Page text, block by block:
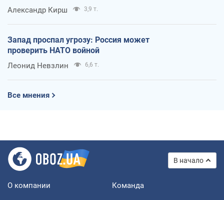
Александр Кирш 3,9 т.
Запад проспал угрозу: Россия может
проверить НАТО войной
Леонид Невзлин 6,6 т.
Все мнения
В начало
О компании Команда